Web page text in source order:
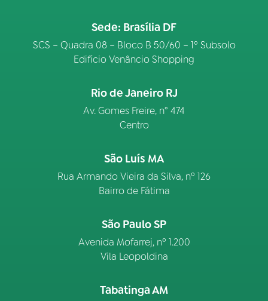
Sede: Brasília DF
SCS – Quadra 08 – Bloco B 50/60 – 1º Subsolo
Edifício Venâncio Shopping
Rio de Janeiro RJ
Av. Gomes Freire, n° 474
Centro
São Luís MA
Rua Armando Vieira da Silva, nº 126
Bairro de Fátima
São Paulo SP
Avenida Mofarrej, nº 1.200
Vila Leopoldina
Tabatinga AM